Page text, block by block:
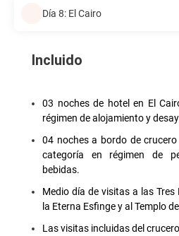
Día 8: El Cairo
Incluido
03 noches de hotel en El
régimen de alojamiento y
04 noches a bordo de
categoría en régimen de
bebidas.
Medio día de visitas a las Tres
la Eterna Esfinge y al Templo
Las visitas incluidas del